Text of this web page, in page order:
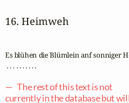
16. Heimweh
Es blühen die Blümlein anf sonniger
. . . . . . . . . .
— The rest of this text is not
currently in the database but